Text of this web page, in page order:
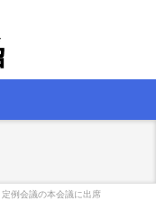
例会議の本会議に出席